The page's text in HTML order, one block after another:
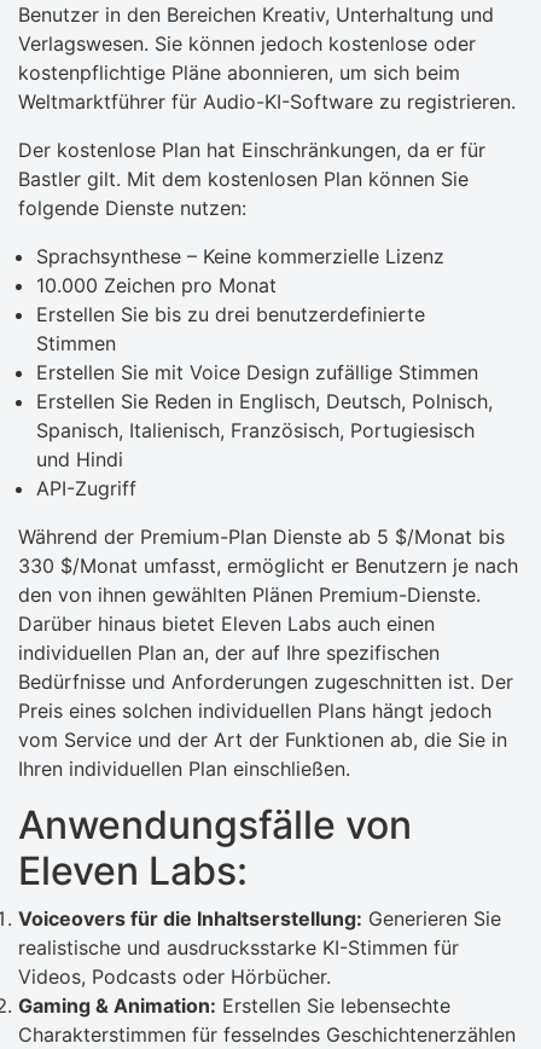
Benutzer in den Bereichen Kreativ, Unterhaltung und
Verlagswesen. Sie können jedoch kostenlose oder
kostenpflichtige Pläne abonnieren, um sich beim
Weltmarktführer für Audio-KI-Software zu registrieren.
Der kostenlose Plan hat Einschränkungen, da er für
Bastler gilt. Mit dem kostenlosen Plan können Sie
folgende Dienste nutzen:
Sprachsynthese – Keine kommerzielle Lizenz
10.000 Zeichen pro Monat
Erstellen Sie bis zu drei benutzerdefinierte
Stimmen
Erstellen Sie mit Voice Design zufällige Stimmen
Erstellen Sie Reden in Englisch, Deutsch, Polnisch,
Spanisch, Italienisch, Französisch, Portugiesisch
und Hindi
API-Zugriff
Während der Premium-Plan Dienste ab 5 $/Monat bis
330 $/Monat umfasst, ermöglicht er Benutzern je nach
den von ihnen gewählten Plänen Premium-Dienste.
Darüber hinaus bietet Eleven Labs auch einen
individuellen Plan an, der auf Ihre spezifischen
Bedürfnisse und Anforderungen zugeschnitten ist. Der
Preis eines solchen individuellen Plans hängt jedoch
vom Service und der Art der Funktionen ab, die Sie in
Ihren individuellen Plan einschließen.
Anwendungsfälle von
Eleven Labs:
Voiceovers für die Inhaltserstellung: Generieren Sie
realistische und ausdrucksstarke KI-Stimmen für
Videos, Podcasts oder Hörbücher.
Gaming & Animation: Erstellen Sie lebensechte
Charakterstimmen für fesselndes Geschichtenerzählen